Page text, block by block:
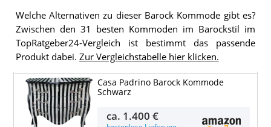
Welche Alternativen zu dieser Barock Kommode gibt es?
Zwischen den 31 besten Kommoden im Barockstil im
TopRatgeber24-Vergleich ist bestimmt das passende
Produkt dabei. Zur Vergleichstabelle hier klicken.
Casa Padrino Barock Kommode
Schwarz
ca. 1.400 €